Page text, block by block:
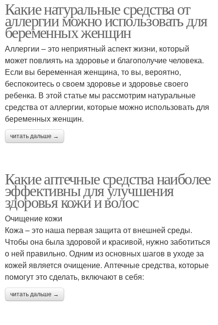
Какие натуральные средства от
аллергии можно использовать для
беременных женщин
Аллергии – это неприятный аспект жизни, который
может повлиять на здоровье и благополучие человека.
Если вы беременная женщина, то вы, вероятно,
беспокоитесь о своем здоровье и здоровье своего
ребенка. В этой статье мы рассмотрим натуральные
средства от аллергии, которые можно использовать для
беременных женщин.
читать дальше →
Какие аптечные средства наиболее
эффективны для улучшения
здоровья кожи и волос
Очищение кожи
Кожа – это наша первая защита от внешней среды.
Чтобы она была здоровой и красивой, нужно заботиться
о ней правильно. Одним из основных шагов в уходе за
кожей является очищение. Аптечные средства, которые
помогут это сделать, включают в себя:
читать дальше →